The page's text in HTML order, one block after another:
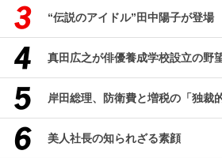
“伝説のアイドル”田中陽子が登場
真田広之が俳優養成学校設立の野
岸田総理、防衛費と増税の「独裁
美人社長の知られざる素顔